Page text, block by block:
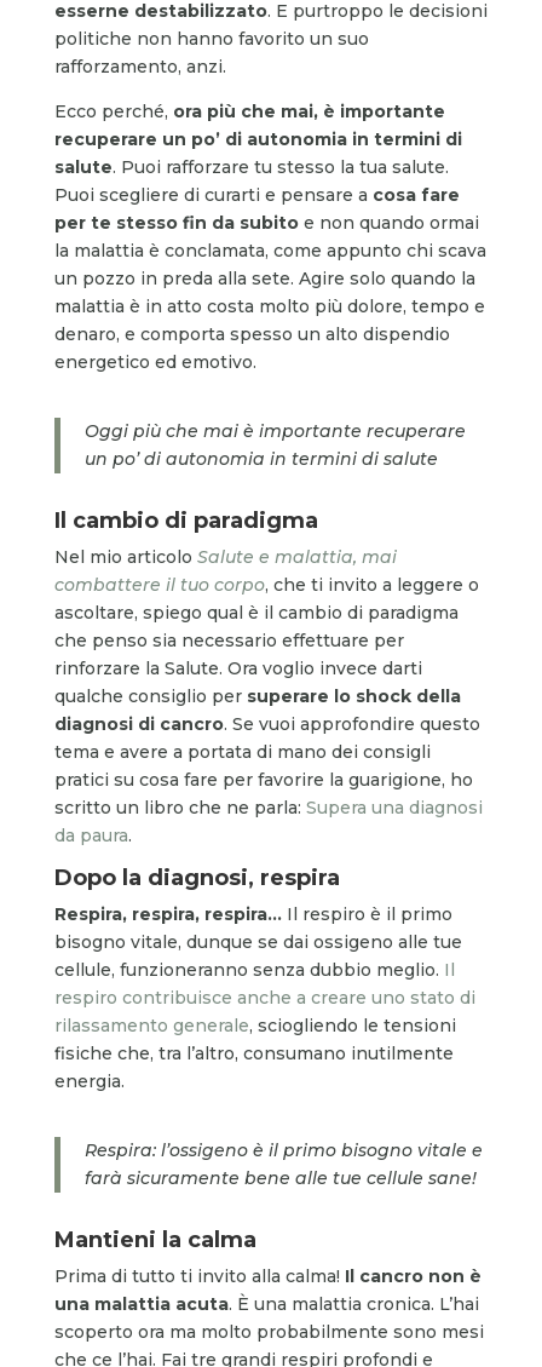
esserne destabilizzato. E purtroppo le decisioni
politiche non hanno favorito un suo
rafforzamento, anzi.
Ecco perché, ora più che mai, è importante
recuperare un po’ di autonomia in termini di
salute. Puoi rafforzare tu stesso la tua salute.
Puoi scegliere di curarti e pensare a cosa fare
per te stesso fin da subitoe non quando ormai
la malattia è conclamata, come appunto chi scava
un pozzo in preda alla sete. Agire solo quando la
malattia è in atto costa molto più dolore, tempo e
denaro, e comporta spesso un alto dispendio
energetico ed emotivo.
Oggi più che mai è importante recuperare
un po’ di autonomia in termini di salute
Il cambio di paradigma
Nel mio articolo Salute e malattia, mai
combattere il tuo corpo, che ti invito a leggere o
ascoltare, spiego qual è il cambio di paradigma
che penso sia necessario effettuare per
rinforzare la Salute. Ora voglio invece darti
qualche consiglio per superare lo shock della
diagnosi di cancro. Se vuoi approfondire questo
tema e avere a portata di mano dei consigli
pratici su cosa fare per favorire la guarigione, ho
scritto un libro che ne parla: Supera una diagnosi
da paura.
Dopo la diagnosi, respira
Respira, respira, respira… Il respiro è il primo
bisogno vitale, dunque se dai ossigeno alle tue
cellule, funzioneranno senza dubbio meglio. Il
respiro contribuisce anche a creare uno stato di
rilassamento generale, sciogliendo le tensioni
fisiche che, tra l’altro, consumano inutilmente
energia.
Respira: l’ossigeno è il primo bisogno vitale e
farà sicuramente bene alle tue cellule sane!
Mantieni la calma
Prima di tutto ti invito alla calma! Il cancro non è
una malattia acuta. È una malattia cronica. L’hai
scoperto ora ma molto probabilmente sono mesi
che ce l’hai. Fai tre grandi respiri profondi e